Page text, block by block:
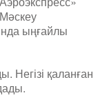
ыңғайлы
қаланған